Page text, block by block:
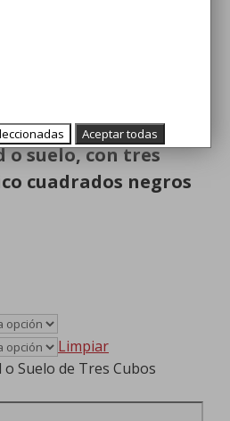
Pared o
Cubos
o suelo, con tres
cuadrados negros
Limpiar
Suelo de Tres Cubos
Aceptar todas